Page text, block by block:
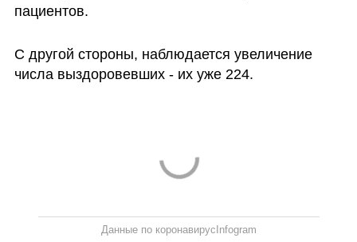
пациентов.
С другой стороны, наблюдается увеличение
числа выздоровевших - их уже 224.
Данные по коронавирус Infogram